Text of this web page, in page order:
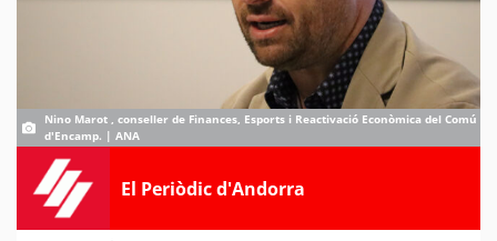
Nino Marot , conseller de Finances, Esports i Reactivació Econòmica del Comú
d'Encamp. | ANA
El Periòdic d'Andorra